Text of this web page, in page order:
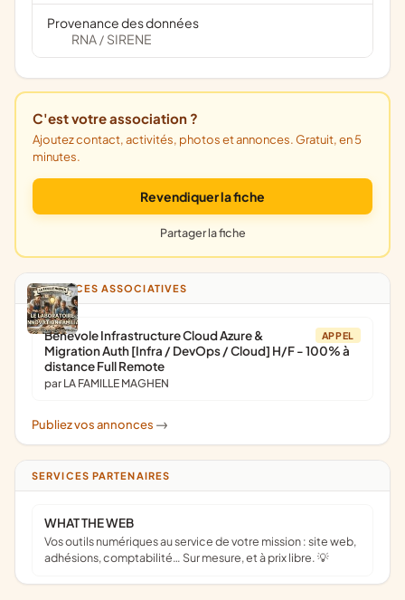
Provenance des données
RNA / SIRENE
C'est votre association ?
Ajoutez contact, activités, photos et annonces. Gratuit, en 5
minutes.
Revendiquer la fiche
Partager la fiche
ANNONCES ASSOCIATIVES
APPEL
Bénévole Infrastructure Cloud Azure &
Migration Auth [Infra / DevOps / Cloud] H/F - 100% à
distance Full Remote
par LA FAMILLE MAGHEN
Publiez vos annonces ->
SERVICES PARTENAIRES
WHAT THE WEB
Vos outils numériques au service de votre mission : site web,
adhésions, comptabilité… Sur mesure, et à prix libre. 💡